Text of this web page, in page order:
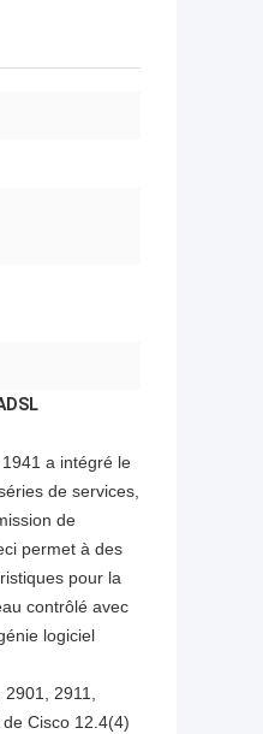
a intégré le
de services,
de
permet à des
pour la
contrôlé avec
logiciel
2911,
Cisco 12.4(4)